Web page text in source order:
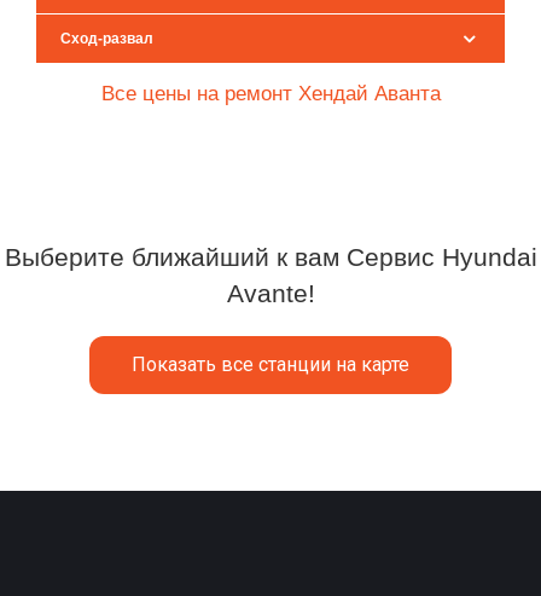
Сход-развал
Все цены на ремонт Хендай Аванта
Выберите ближайший к вам Сервис Hyundai
Avante!
Показать все станции на карте